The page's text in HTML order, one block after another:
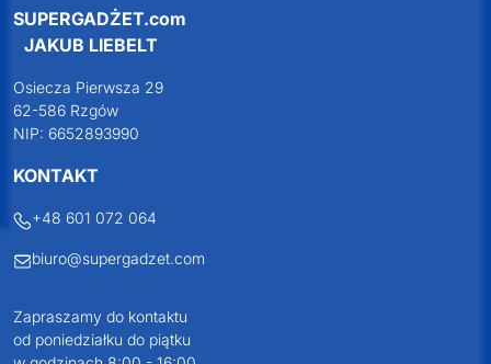
SUPERGADŻET.com
JAKUB LIEBELT
Osiecza Pierwsza 29
62-586 Rzgów
NIP: 6652893990
KONTAKT
+48 601 072 064
biuro@supergadzet.com
Zapraszamy do kontaktu
od poniedziałku do piątku